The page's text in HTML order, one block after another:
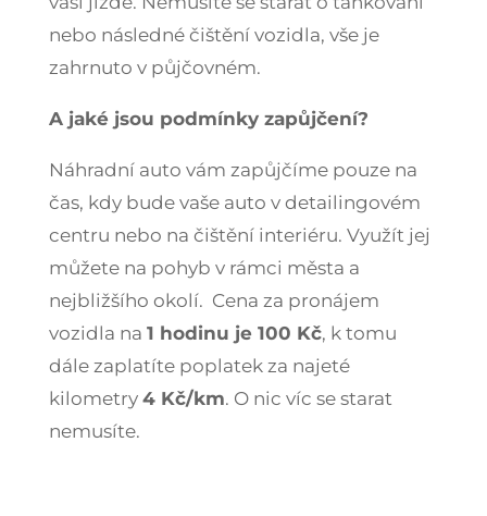
nebo následné čištění vozidla, vše je
zahrnuto v půjčovném.
A jaké jsou podmínky zapůjčení?
Náhradní auto vám zapůjčíme pouze na
čas, kdy bude vaše auto v detailingovém
centru nebo na čištění interiéru. Využít jej
můžete na pohyb v rámci města a
nejbližšího okolí. Cena za pronájem
vozidla na 1 hodinu je 100 Kč, k tomu
dále zaplatíte poplatek za najeté
kilometry 4 Kč/km. O nic víc se starat
nemusíte.